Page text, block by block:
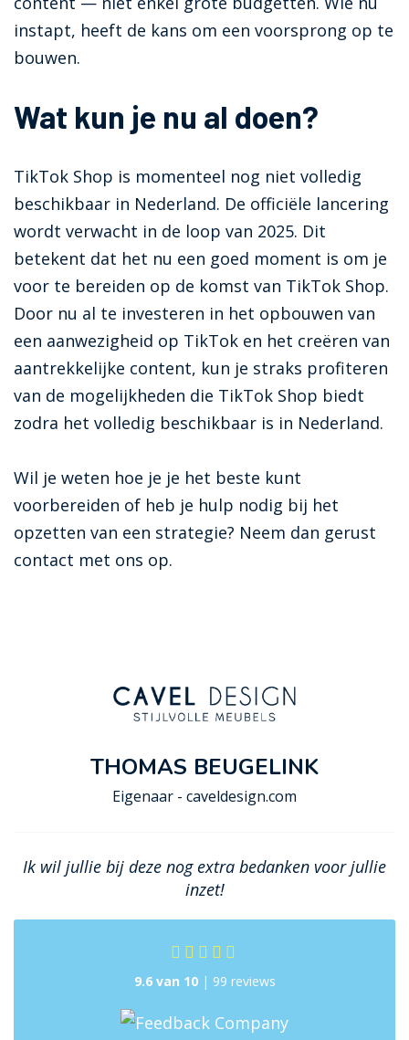
instapt, heeft de kans om een voorsprong op te
bouwen.
Wat kun je nu al doen?
TikTok Shop is momenteel nog niet volledig
beschikbaar in Nederland. De officiële lancering
wordt verwacht in de loop van 2025. Dit
betekent dat het nu een goed moment is om je
voor te bereiden op de komst van TikTok Shop.
Door nu al te investeren in het opbouwen van
een aanwezigheid op TikTok en het creëren van
aantrekkelijke content, kun je straks profiteren
van de mogelijkheden die TikTok Shop biedt
zodra het volledig beschikbaar is in Nederland.
Wil je weten hoe je je het beste kunt
voorbereiden of heb je hulp nodig bij het
opzetten van een strategie? Neem dan gerust
contact met ons op.
THOMAS BEUGELINK
Eigenaar - caveldesign.com
Ik wil jullie bij deze nog extra bedanken voor jullie
inzet!
9.6 van 10| 99 reviews